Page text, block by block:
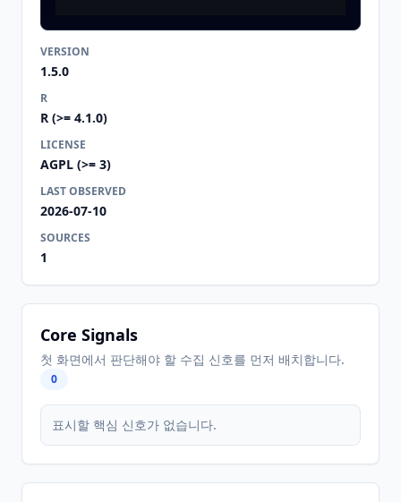
VERSION
1.5.0
R
R (>= 4.1.0)
LICENSE
AGPL (>= 3)
LAST OBSERVED
2026-07-10
SOURCES
1
Core Signals
첫 화면에서 판단해야 할 수집 신호를 먼저 배치합니다.
0
표시할 핵심 신호가 없습니다.